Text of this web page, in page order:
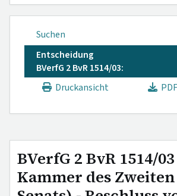
Suchen
Entscheidung
BVerfG 2 BvR 1514/03:
Druckansicht
BVerfG 2 BvR 1514/
Kammer des Zweiten